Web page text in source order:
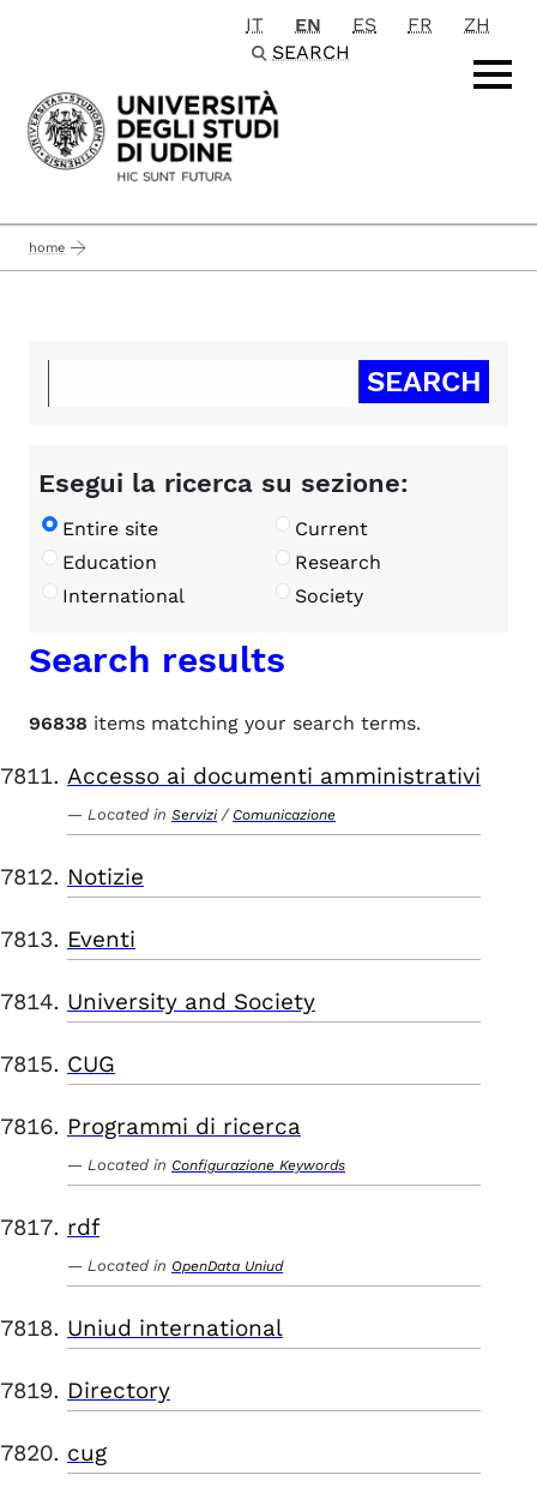
Passa al contenuto principale
IT EN ES FR
ZH
SEARCH
home
Esegui la ricerca su sezione:
Entire site
Current
Education
Research
International
Society
Search results
96838 items matching your search terms.
Accesso ai documenti amministrativi
Located in Servizi / Comunicazione
Notizie
Eventi
University and Society
CUG
Programmi di ricerca
Located in Configurazione Keywords
rdf
Located in OpenData Uniud
Uniud international
Directory
cug